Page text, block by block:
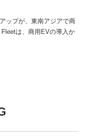
ップが、東南アジアで商
は、商用EVの導入か